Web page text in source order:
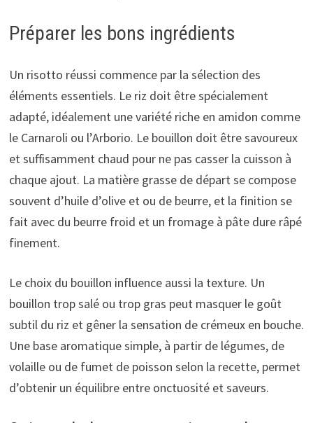
Préparer les bons ingrédients
Un risotto réussi commence par la sélection des
éléments essentiels. Le riz doit être spécialement
adapté, idéalement une variété riche en amidon comme
le Carnaroli ou l’Arborio. Le bouillon doit être savoureux
et suffisamment chaud pour ne pas casser la cuisson à
chaque ajout. La matière grasse de départ se compose
souvent d’huile d’olive et ou de beurre, et la finition se
fait avec du beurre froid et un fromage à pâte dure râpé
finement.
Le choix du bouillon influence aussi la texture. Un
bouillon trop salé ou trop gras peut masquer le goût
subtil du riz et gêner la sensation de crémeux en bouche.
Une base aromatique simple, à partir de légumes, de
volaille ou de fumet de poisson selon la recette, permet
d’obtenir un équilibre entre onctuosité et saveurs.